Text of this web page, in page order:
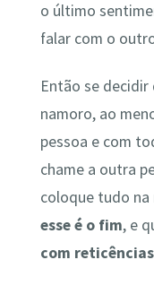
o último
falar com o
Então se decidir
namoro, ao
pessoa e com
chame a outra
coloque tudo na
esse é o fim, e
com reticências